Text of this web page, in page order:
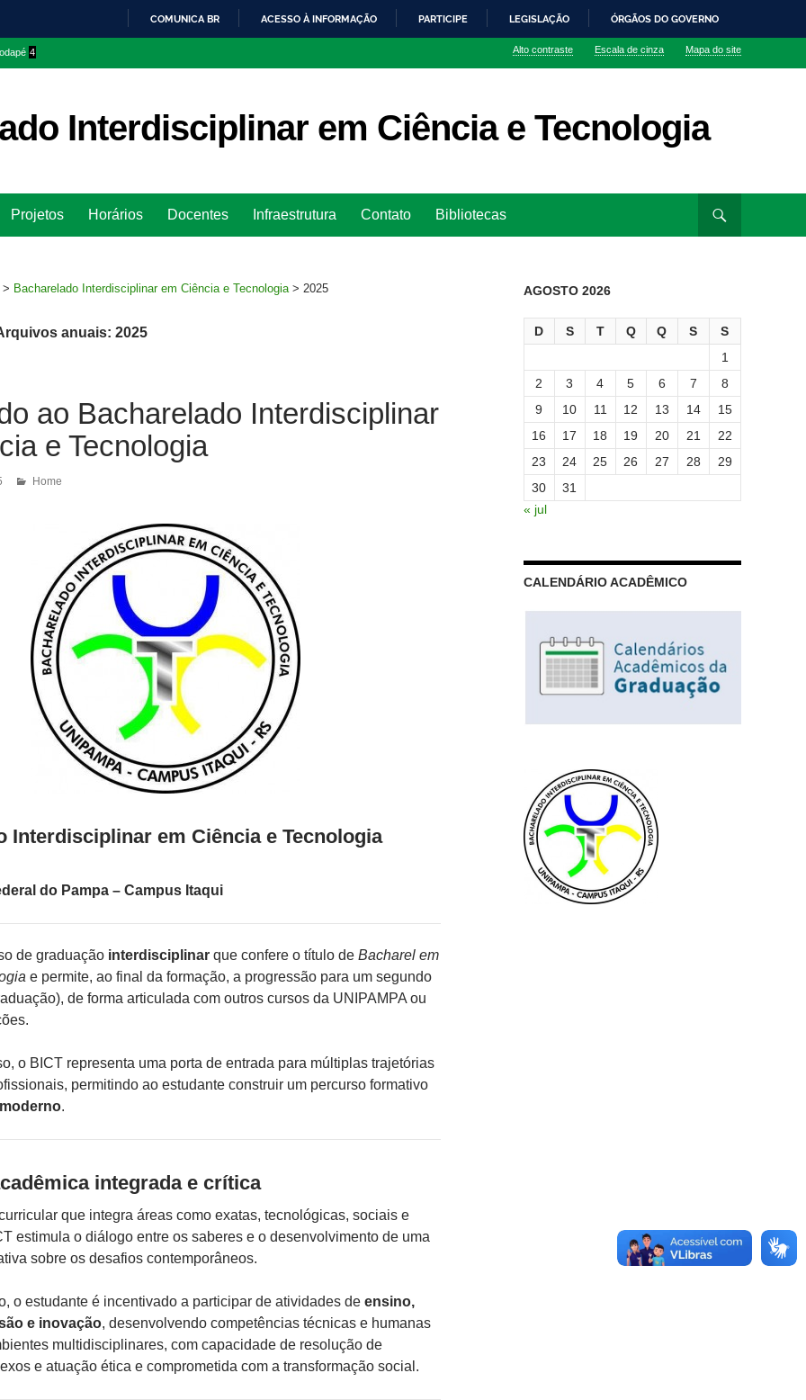
O
COMUNICA BR ACESSO À INFORMAÇÃO PARTICIPE LEGISLAÇÃO ÓRGÃOS DO GOVERNO
4 Alto contraste Escala de cinza Mapa do site
Interdisciplinar em Ciência e Tecnologia
para
Projetos Horários Docentes Infraestrutura Contato Bibliotecas
> Bacharelado Interdisciplinar em Ciência e Tecnologia > 2025
anuais: 2025
ao Bacharelado Interdisciplinar
e Tecnologia
Home
Interdisciplinar em Ciência e Tecnologia
do Pampa – Campus Itaqui
de graduação interdisciplinarque confere o título de Bacharel em
e permite, ao final da formação, a progressão para um segundo
de forma articulada com outros cursos da UNIPAMPA ou
o BICT representa uma porta de entrada para múltiplas trajetórias
permitindo ao estudante construir um percurso formativo
.
integrada e crítica
que integra áreas como exatas, tecnológicas, sociais e
estimula o diálogo entre os saberes e o desenvolvimento de uma
sobre os desafios contemporâneos.
o estudante é incentivado a participar de atividades de ensino,
e inovação, desenvolvendo competências técnicas e humanas
multidisciplinares, com capacidade de resolução de
e atuação ética e comprometida com a transformação social.
AGOSTO 2026
D S T Q Q S
S
1
2
3 4 5 6 7
8
9
10 11 12 13 14
15
16
17 18 19 20 21
22
23
24 25 26 27 28
29
30
31
« jul
CALENDÁRIO ACADÊMICO